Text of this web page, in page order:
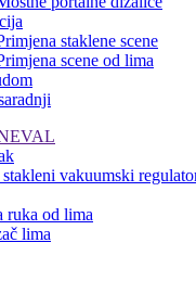
staklene scene
scene od lima